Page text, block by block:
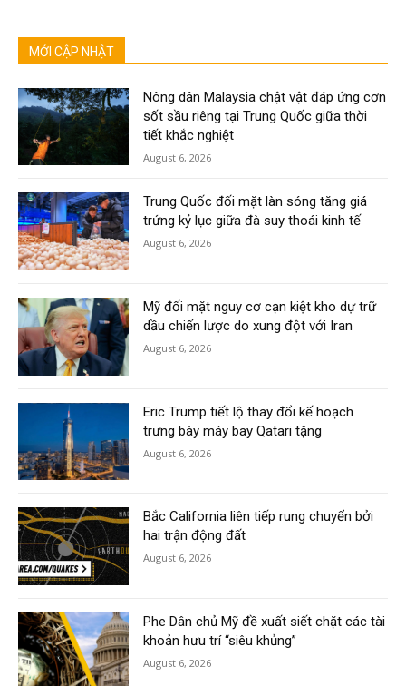
MỚI CẬP NHẬT
Nông dân Malaysia chật vật đáp ứng cơn
sốt sầu riêng tại Trung Quốc giữa thời
tiết khắc nghiệt
August 6, 2026
Trung Quốc đối mặt làn sóng tăng giá
trứng kỷ lục giữa đà suy thoái kinh tế
August 6, 2026
Mỹ đối mặt nguy cơ cạn kiệt kho dự trữ
dầu chiến lược do xung đột với Iran
August 6, 2026
Eric Trump tiết lộ thay đổi kế hoạch
trưng bày máy bay Qatari tặng
August 6, 2026
Bắc California liên tiếp rung chuyển bởi
hai trận động đất
August 6, 2026
Phe Dân chủ Mỹ đề xuất siết chặt các tài
khoản hưu trí “siêu khủng”
August 6, 2026